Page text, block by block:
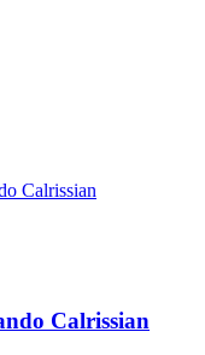
Calrissian